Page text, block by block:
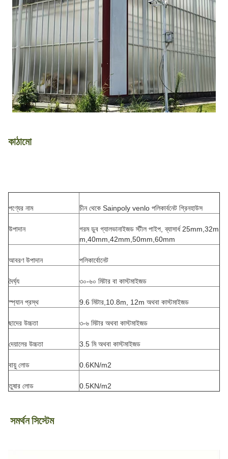
কাঠামো
পণ্যের নাম চীন থেকে Sainpoly venlo পলিকার্বনেট গ্রিনহাউস
উপাদান
গরম ডুব গ্যালভানাইজড স্টীল পাইপ, ব্যাসার্ধ 25mm,32m
m,40mm,42mm,50mm,60mm
আবরণ উপাদান পলিকার্বোনেট
দৈর্ঘ্য ৩০-৬০ মিটার বা কাস্টমাইজড
স্প্যান প্রস্থ 9.6 মিটার,10.8m, 12m অথবা কাস্টমাইজড
ছাদের উচ্চতা ৩-৬ মিটার অথবা কাস্টমাইজড
দেয়ালের উচ্চতা 3.5 মি অথবা কাস্টমাইজড
বায়ু লোড 0.6KN/m2
তুষার লোড 0.5KN/m2
সমর্থনসিস্টেম